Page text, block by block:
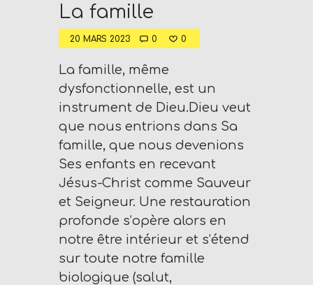
La famille
20 MARS 2023 0 0
La famille, même
dysfonctionnelle, est un
instrument de Dieu.Dieu veut
que nous entrions dans Sa
famille, que nous devenions
Ses enfants en recevant
Jésus-Christ comme Sauveur
et Seigneur. Une restauration
profonde s’opère alors en
notre être intérieur et s’étend
sur toute notre famille
biologique (salut,